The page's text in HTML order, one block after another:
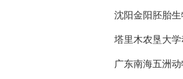
沈阳金阳胚胎
塔里木农垦大
广东南海五洲